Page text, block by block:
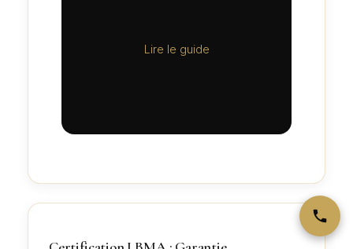
Lire le guide